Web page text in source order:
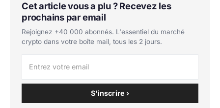
Cet article vous a plu ? Recevez les
prochains par email
Rejoignez +40 000 abonnés. L'essentiel du marché
crypto dans votre boîte mail, tous les 2 jours.
S'inscrire ›